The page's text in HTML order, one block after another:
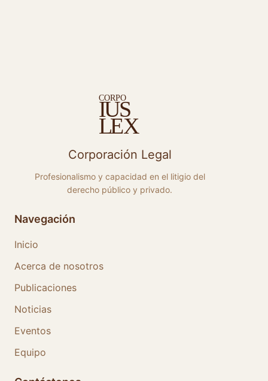
US
I
LEX
CORPO
Corporación Legal
Profesionalismo y capacidad en el litigio del
derecho público y privado.
Navegación
Inicio
Acerca de nosotros
Publicaciones
Noticias
Eventos
Equipo